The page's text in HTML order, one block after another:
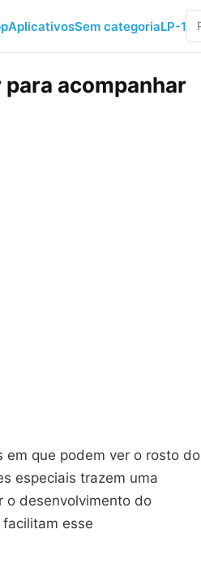
AplicativosSem categoriaLP-1
acompanhar
em que podem ver o rosto do
especiais trazem uma
o desenvolvimento do
esse